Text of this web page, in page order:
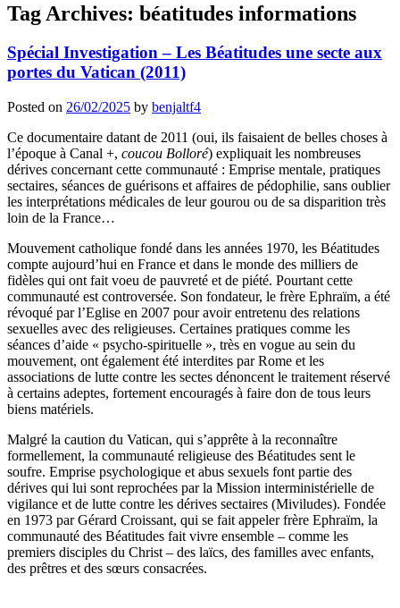
Tag Archives: béatitudes informations
Spécial Investigation – Les Béatitudes une secte aux
portes du Vatican (2011)
Posted on 26/02/2025 by benjaltf4
Ce documentaire datant de 2011 (oui, ils faisaient de belles choses à
l’époque à Canal +, coucou Bolloré) expliquait les nombreuses
dérives concernant cette communauté : Emprise mentale, pratiques
sectaires, séances de guérisons et affaires de pédophilie, sans oublier
les interprétations médicales de leur gourou ou de sa disparition très
loin de la France…
Mouvement catholique fondé dans les années 1970, les Béatitudes
compte aujourd’hui en France et dans le monde des milliers de
fidèles qui ont fait voeu de pauvreté et de piété. Pourtant cette
communauté est controversée. Son fondateur, le frère Ephraïm, a été
révoqué par l’Eglise en 2007 pour avoir entretenu des relations
sexuelles avec des religieuses. Certaines pratiques comme les
séances d’aide « psycho-spirituelle », très en vogue au sein du
mouvement, ont également été interdites par Rome et les
associations de lutte contre les sectes dénoncent le traitement réservé
à certains adeptes, fortement encouragés à faire don de tous leurs
biens matériels.
Malgré la caution du Vatican, qui s’apprête à la reconnaître
formellement, la communauté religieuse des Béatitudes sent le
soufre. Emprise psychologique et abus sexuels font partie des
dérives qui lui sont reprochées par la Mission interministérielle de
vigilance et de lutte contre les dérives sectaires (Miviludes). Fondée
en 1973 par Gérard Croissant, qui se fait appeler frère Ephraïm, la
communauté des Béatitudes fait vivre ensemble – comme les
premiers disciples du Christ – des laïcs, des familles avec enfants,
des prêtres et des sœurs consacrées.